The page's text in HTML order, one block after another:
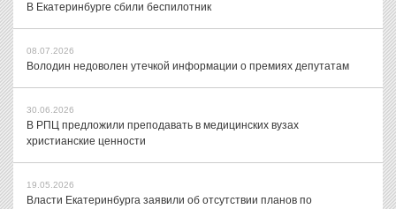
В Екатеринбурге сбили беспилотник
08.07.2026
Володин недоволен утечкой информации о премиях депутатам
30.06.2026
В РПЦ предложили преподавать в медицинских вузах
христианские ценности
19.05.2026
Власти Екатеринбурга заявили об отсутствии планов по